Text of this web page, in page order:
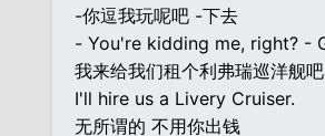
-你逗我玩呢吧 -下去
- You're kidding me, right? -
我来给我们租个利弗瑞巡洋舰吧
I'll hire us a Livery Cruiser.
无所谓的 不用你出钱